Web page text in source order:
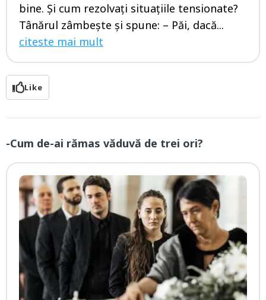
bine. Și cum rezolvați situațiile tensionate?
Tânărul zâmbește și spune: – Păi, dacă...
citeste mai mult
Like
-Cum de-ai rămas văduvă de trei ori?